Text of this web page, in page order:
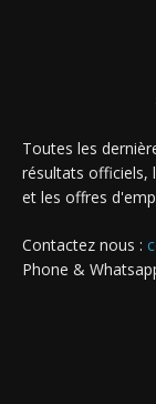
Toutes les
résultats officiels,
et les offres
Contactez nous :
Phone &